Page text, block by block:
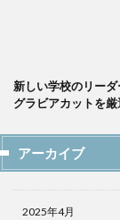
新しい学校のリー
グラビアカットを厳
アーカイブ
2025年4月